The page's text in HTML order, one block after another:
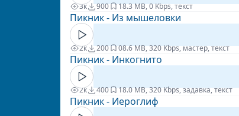
3к 900 18.3 MB, 0 Kbps, текст
Пикник - Из мышеловки
2к 200 08.6 MB, 320 Kbps, мастер, текст
Пикник - Инкогнито
2к 400 18.0 MB, 320 Kbps, задавка, текст
Пикник - Иероглиф